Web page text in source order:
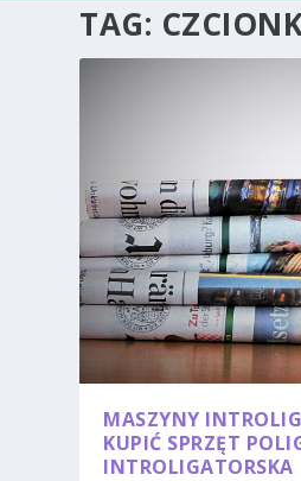
TAG:
MASZYNY
KUPIĆ SPRZĘT
INTROLIGATORSKA